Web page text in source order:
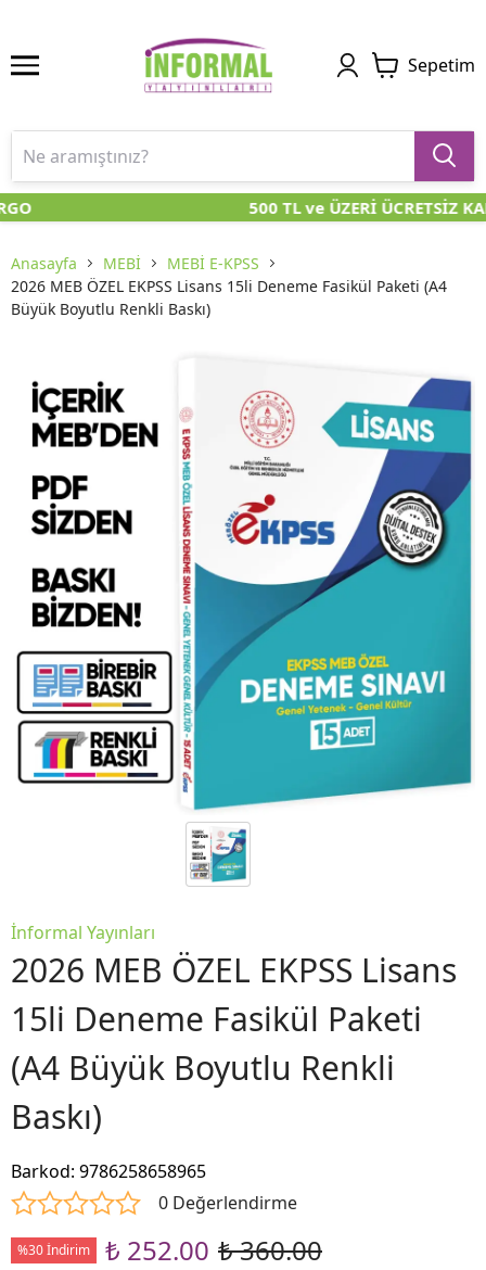
Sepetim
500 TL ve ÜZERİ ÜCRETSİZ
Anasayfa MEBİ
MEBİ E-KPSS
2026 MEB ÖZEL EKPSS Lisans 15li Deneme Fasikül Paketi (A4
Büyük Boyutlu Renkli Baskı)
İnformal Yayınları
2026 MEB ÖZEL EKPSS Lisans
15li Deneme Fasikül Paketi
(A4 Büyük Boyutlu Renkli
Baskı)
Barkod: 9786258658965
0 Değerlendirme
%30 İndirim ₺ 252.00 ₺ 360.00